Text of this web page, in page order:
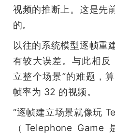
视频的推断上。这是先
的。
以往的系统模型逐帧重
有较大误差。与此相反
立整个场景”的难题，
帧率为 32 的视频。
“逐帧建立场景就像玩
（Telephone